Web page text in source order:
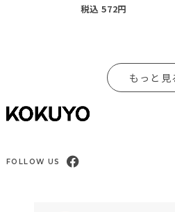
税込 572円
もっと見
FOLLOW US